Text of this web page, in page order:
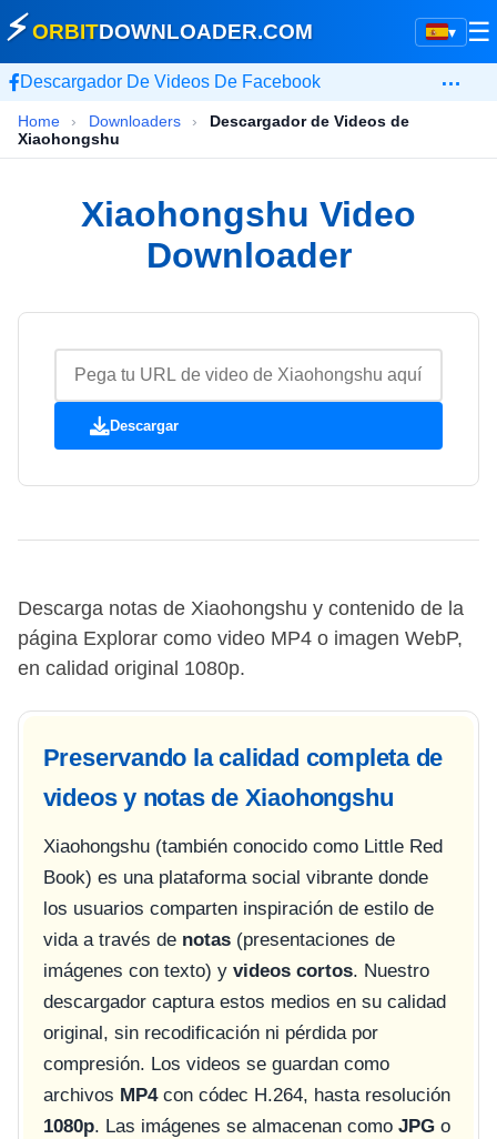
▾
⚡ORBITDOWNLOADER.COM ☰
Descargador De Videos De Facebook …
Home › Downloaders ›
Descargador de Videos de
Xiaohongshu
Xiaohongshu Video
Downloader
Descargar
Descarga notas de Xiaohongshu y contenido de la
página Explorar como video MP4 o imagen WebP,
en calidad original 1080p.
Preservando la calidad completa de
videos y notas de Xiaohongshu
Xiaohongshu (también conocido como Little Red
Book) es una plataforma social vibrante donde
los usuarios comparten inspiración de estilo de
vida a través de notas(presentaciones de
imágenes con texto) y videos cortos. Nuestro
descargador captura estos medios en su calidad
original, sin recodificación ni pérdida por
compresión. Los videos se guardan como
archivos MP4con códec H.264, hasta resolución
1080p. Las imágenes se almacenan como JPGo